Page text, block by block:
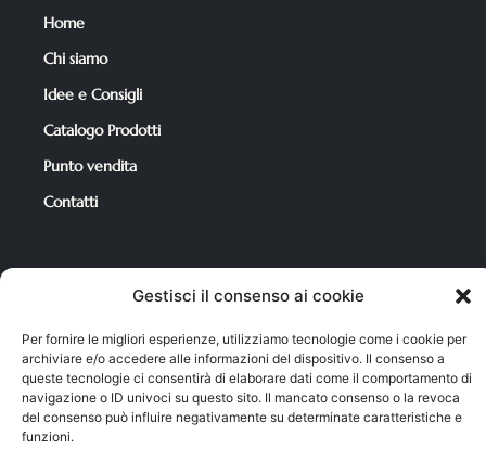
Gestisci il consenso ai cookie
Per fornire le migliori esperienze, utilizziamo tecnologie come i cookie per
archiviare e/o accedere alle informazioni del dispositivo. Il consenso a
queste tecnologie ci consentirà di elaborare dati come il comportamento di
navigazione o ID univoci su questo sito. Il mancato consenso o la revoca
del consenso può influire negativamente su determinate caratteristiche e
funzioni.
Home
Chi siamo
Idee e Consigli
Catalogo Prodotti
Punto vendita
Contatti
Condizioni di Vendita
Carrello
Il mio account